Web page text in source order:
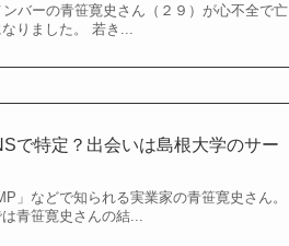
バーの青笹寛史さん（２９）が心不全で亡
りました。 若き...
で特定？出会いは島根大学のサー
」などで知られる実業家の青笹寛史さん。
青笹寛史さんの結...